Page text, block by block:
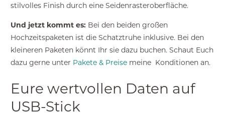
stilvolles Finish durch eine Seidenrasteroberfläche.
Und jetzt kommt es: Bei den beiden großen
Hochzeitspaketen ist die Schatztruhe inklusive. Bei den
kleineren Paketen könnt Ihr sie dazu buchen. Schaut Euch
dazu gerne unter Pakete & Preise meine Konditionen an.
Eure wertvollen Daten auf
USB-Stick